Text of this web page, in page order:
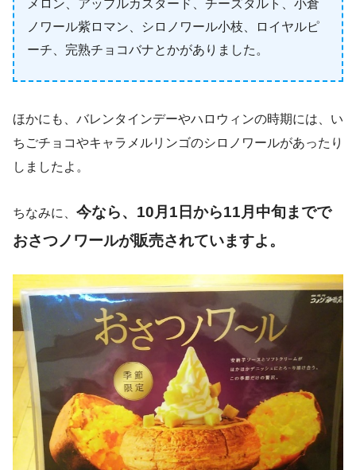
メロン、アップルカスタード、チーズタルト、小倉
ノワール紫ロマン、シロノワール小枝、ロイヤルピ
ーチ、完熟チョコバナとかがありました。
ほかにも、バレンタインデーやハロウィンの時期には、い
ちごチョコやキャラメルリンゴのシロノワールがあったり
しましたよ。
ちなみに、 今なら、10月1日から11月中旬までで
おさつノワールが販売されていますよ。